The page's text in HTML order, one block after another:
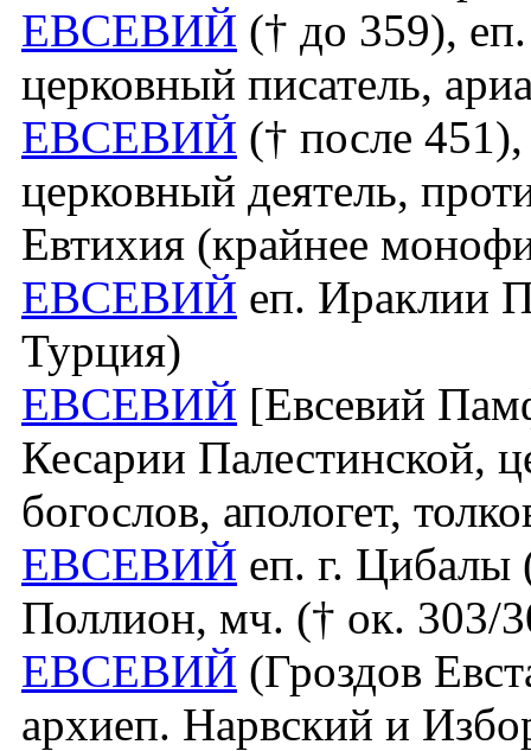
ЕВСЕВИЙ († до 359),
церковный писатель,
ЕВСЕВИЙ († после
церковный деятель,
Евтихия (крайнее
ЕВСЕВИЙ еп. Ираклии
Турция)
ЕВСЕВИЙ [Евсевий
Кесарии Палестинской,
богослов, апологет,
ЕВСЕВИЙ еп. г. Цибалы
Поллион, мч. († ок. 303/
ЕВСЕВИЙ (Гроздов
архиеп. Нарвский и